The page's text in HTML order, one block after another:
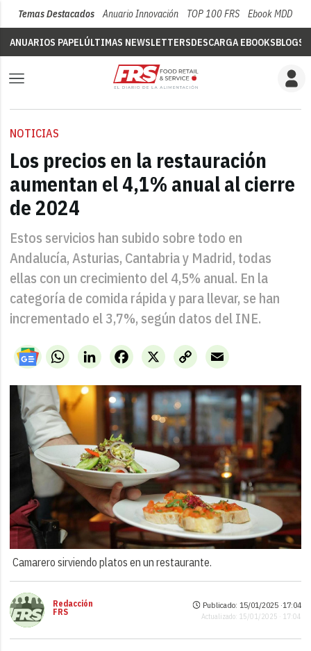
Temas Destacados Anuario Innovación TOP 100 FRS Ebook MDD
ANUARIOS PAPELÚLTIMAS NEWSLETTERSDESCARGA EBOOKSBLOGS
NOTICIAS
Los precios en la restauración
aumentan el 4,1% anual al cierre
de 2024
Estos servicios han subido sobre todo en
Andalucía, Asturias, Cantabria y Madrid, todas
ellas con un crecimiento del 4,5% anual. En la
categoría de comida rápida y para llevar, se han
incrementado el 3,7%, según datos del INE.
WhatsAppLinkedIn X
Facebook
Copy
Link
Email
Camarero sirviendo platos en un restaurante.
Redacción
FRS
Publicado: 15/01/2025 ·17:04
Actualizado: 15/01/2025 · 17:04